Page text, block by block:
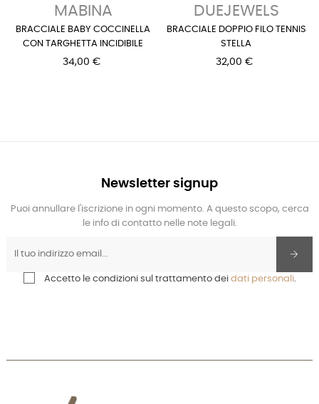
MABINA
BRACCIALE BABY COCCINELLA
CON TARGHETTA INCIDIBILE
34,00 €
DUEJEWELS
BRACCIALE DOPPIO FILO TENNIS
STELLA
32,00 €
Newsletter signup
Puoi annullare l'iscrizione in ogni momento. A questo scopo, cerca
le info di contatto nelle note legali.
Accetto le condizioni sul trattamento dei dati personali.